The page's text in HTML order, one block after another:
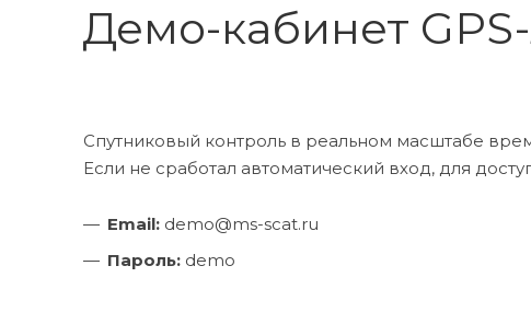
Демо-кабинет
Спутниковый контроль в реальном масштабе
Если не сработал автоматический вход, для
Email: demo@ms-scat.ru
Пароль: demo